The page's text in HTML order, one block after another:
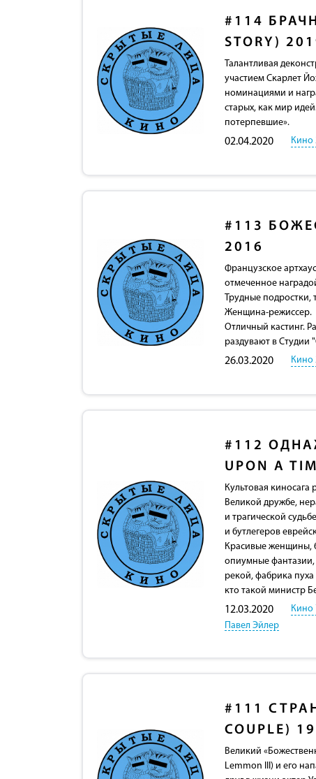
#114
STORY)
Талантливая
участием Скарлет
номинациями и
старых, как мир
потерпевшие».
02.04.2020 Кино
#113
2016
Французское
отмеченное
Трудные
Женщина-режиссер.
Отличный кастинг.
раздувают в Студии
26.03.2020 Кино
#112
UPON A
Культовая
Великой дружбе,
и трагической
и бутлегеров
Красивые женщины,
опиумные
рекой, фабрика
кто такой министр
12.03.2020 Кино
Павел Эйлер
#111
COUPLE)
Великий
Lemmon III) и его